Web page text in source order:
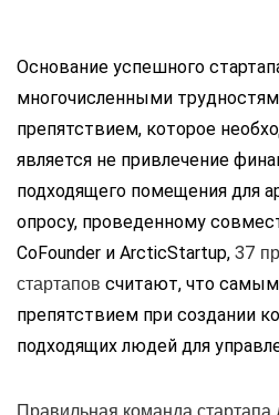
Основание успешного
многочисленными
препятствием, которое
является не привлечение
подходящего помещения для
опросу, проведенному
CoFounder и ArcticStartup, 37
стартапов считают, что
препятствием при создании
подходящих людей для